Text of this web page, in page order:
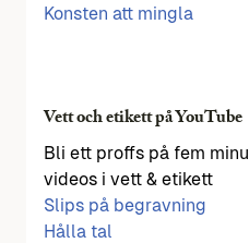
Konsten att mingla
Vett och etikett på YouTube
Bli ett proffs på fem
videos i vett & etikett
Slips på begravning
Hålla tal